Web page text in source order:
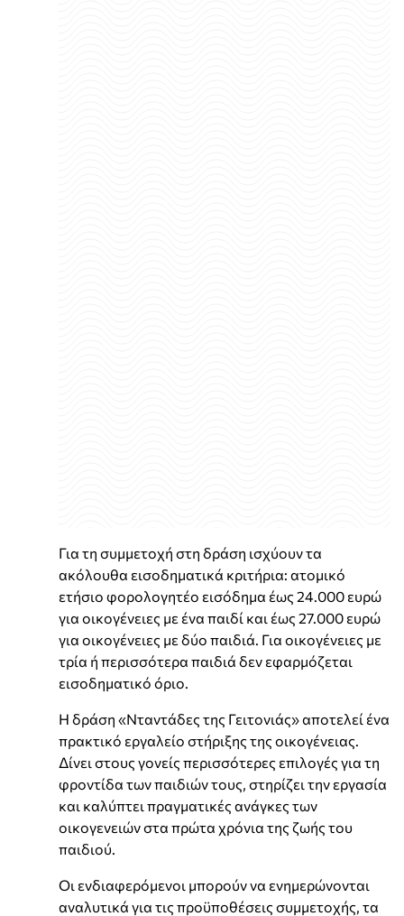
Για τη συμμετοχή στη δράση ισχύουν τα
ακόλουθα εισοδηματικά κριτήρια: ατομικό
ετήσιο φορολογητέο εισόδημα έως 24.000 ευρώ
για οικογένειες με ένα παιδί και έως 27.000 ευρώ
για οικογένειες με δύο παιδιά. Για οικογένειες με
τρία ή περισσότερα παιδιά δεν εφαρμόζεται
εισοδηματικό όριο.
Η δράση «Νταντάδες της Γειτονιάς» αποτελεί ένα
πρακτικό εργαλείο στήριξης της οικογένειας.
Δίνει στους γονείς περισσότερες επιλογές για τη
φροντίδα των παιδιών τους, στηρίζει την εργασία
και καλύπτει πραγματικές ανάγκες των
οικογενειών στα πρώτα χρόνια της ζωής του
παιδιού.
Οι ενδιαφερόμενοι μπορούν να ενημερώνονται
αναλυτικά για τις προϋποθέσεις συμμετοχής, τα